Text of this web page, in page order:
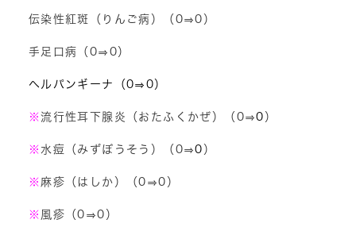
伝染性紅斑（りんご病）（0⇒0）
手足口病（0⇒0）
ヘルパンギーナ（0⇒0）
※流行性耳下腺炎（おたふくかぜ）（0⇒0 ）
※ 水痘（みずぼうそう）（0⇒0 ）
※ 麻疹（はしか）（0⇒0）
※ 風疹（0⇒0）